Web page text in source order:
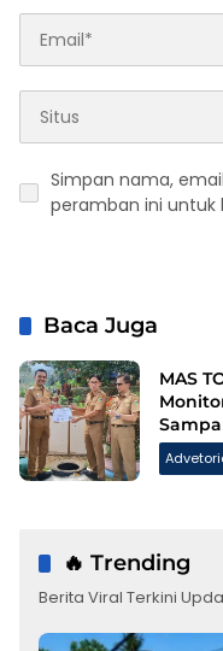
Simpan nama,
peramban ini untuk
Baca Juga
MAS
🔥 Trending
Berita Viral Terkini